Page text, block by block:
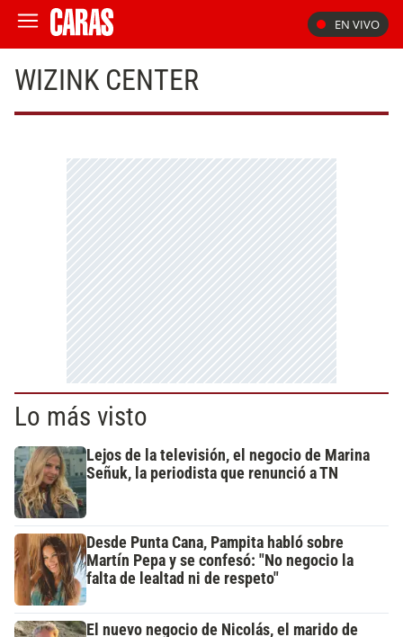
EN VIVO
WIZINK CENTER
Lo más visto
Lejos de la televisión, el negocio de Marina
Señuk, la periodista que renunció a TN
Desde Punta Cana, Pampita habló sobre
Martín Pepa y se confesó: "No negocio la
falta de lealtad ni de respeto"
El nuevo negocio de Nicolás, el marido de